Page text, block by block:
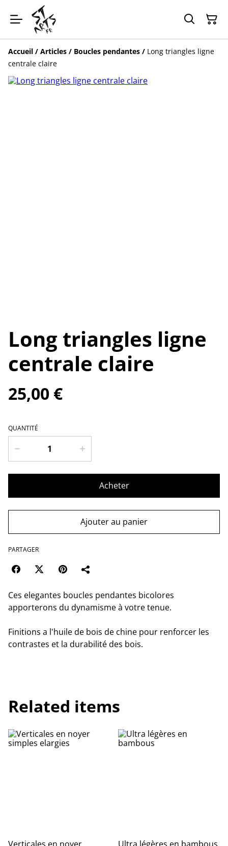
Accueil / Articles / Boucles pendantes / Long triangles ligne
centrale claire
Long triangles ligne
centrale claire
25,00 €
QUANTITÉ
Acheter
Ajouter au panier
PARTAGER
Ces elegantes boucles pendantes bicolores
apporterons du dynamisme à votre tenue.
Finitions a l'huile de bois de chine pour renforcer les
contrastes et la durabilité des bois.
Related items